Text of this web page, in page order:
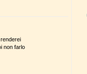
non farlo